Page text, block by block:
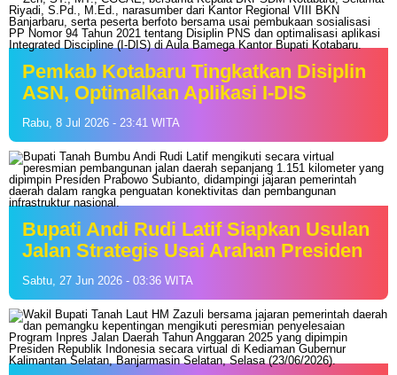
Pemkab Kotabaru Tingkatkan Disiplin
ASN, Optimalkan Aplikasi I-DIS
Rabu, 8 Jul 2026 - 23:41 WITA
Bupati Andi Rudi Latif Siapkan Usulan
Jalan Strategis Usai Arahan Presiden
Sabtu, 27 Jun 2026 - 03:36 WITA